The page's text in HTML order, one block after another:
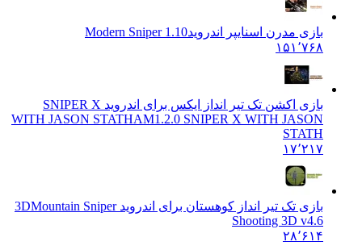
بازی مدرن اسنایپر اندروید Modern Sniper 1.10
۱۵۱٬۷۶۸
بازی اکشن تک تیر انداز ایکس برای اندروید SNIPER X
WITH JASON STATHAM1.2.0 SNIPER X WITH JASON
STATH
۱۷٬۲۱۷
بازی تک تیر انداز کوهستان برای اندروید 3DMountain Sniper
Shooting 3D v4.6
۲۸٬۶۱۴